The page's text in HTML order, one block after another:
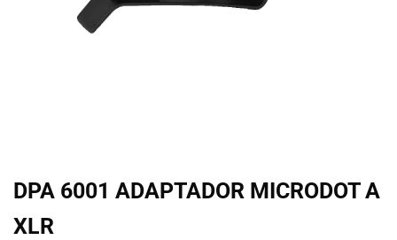
También
DPA 6001 ADAPTADOR MICRODOT A
XLR